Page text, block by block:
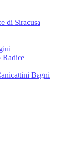
di Siracusa
Radice
Bagni